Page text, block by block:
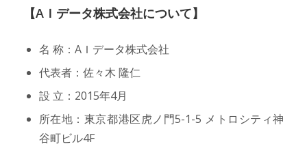
【AＩデータ株式会社について】
名 称：AＩデータ株式会社
代表者：佐々木 隆仁
設 立：2015年4月
所在地：東京都港区虎ノ門5-1-5 メトロシティ神
谷町ビル4F